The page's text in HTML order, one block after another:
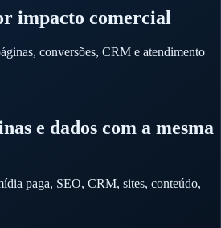
impacto comercial
conversões, CRM e atendimento
e dados com a mesma
paga, SEO, CRM, sites, conteúdo,